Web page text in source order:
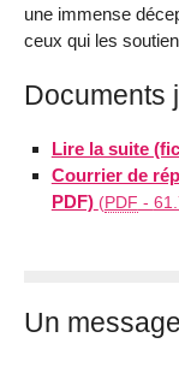
une immense
ceux qui les
Documents
Lire la suite
Courrier de
PDF) (PDF -
Un